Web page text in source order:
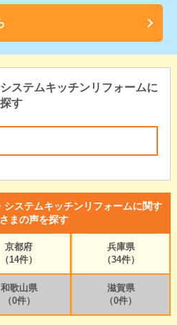
ステムキッチンリフォームに
す
ステムキッチンリフォームに関す
まの声を探す
京都府
（14件）
兵庫県
（34件）
和歌山県
（0件）
滋賀県
（0件）